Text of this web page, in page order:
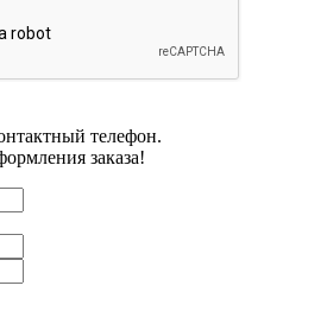
телефон.
заказа!